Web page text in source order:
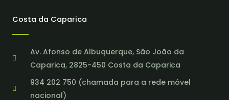
Costa da Caparica
Av. Afonso de Albuquerque, São João da
Caparica, 2825-450 Costa da Caparica
934 202 750 (chamada para a rede móvel
nacional)